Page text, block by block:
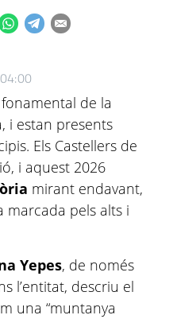
de la
i estan presents
Els Castellers de
i aquest 2026
mirant endavant,
marcada pels alts i
Yepes, de només
l’entitat, descriu el
una “muntanya